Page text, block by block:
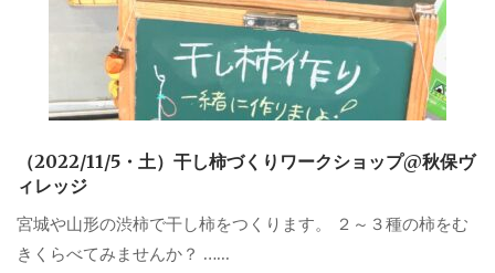
（2022/11/5・土）干し柿づくりワークショップ@秋保ヴ
ィレッジ
宮城や山形の渋柿で干し柿をつくります。 ２～３種の柿をむ
きくらべてみませんか？ …...